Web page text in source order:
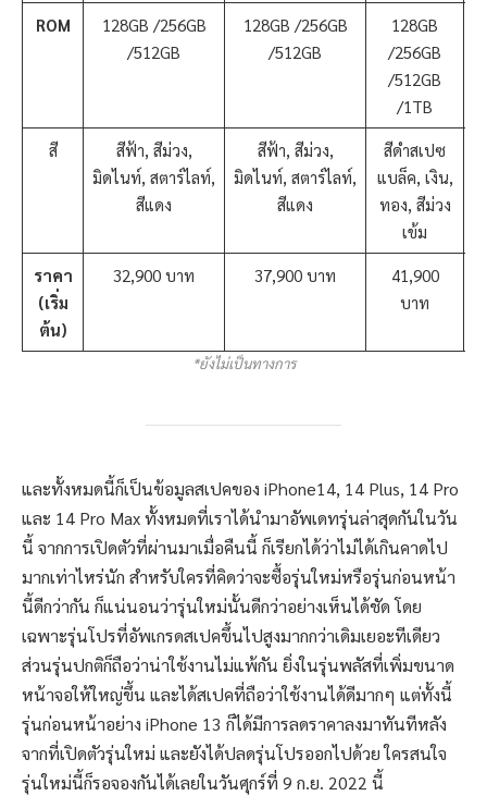
ROM
128GB /256GB
/512GB
128GB /256GB
/512GB
128GB
/256GB
/512GB
/1TB
สี
สีฟ้า, สีม่วง,
มิดไนท์, สตาร์ไลท์,
สีแดง
สีฟ้า, สีม่วง,
มิดไนท์, สตาร์ไลท์,
สีแดง
สีดำสเปซ
แบล็ค, เงิน,
ทอง, สีม่วง
เข้ม
ราคา
(เริ่ม
ต้น)
32,900 บาท 37,900 บาท
41,900
บาท
*ยังไม่เป็นทางการ
และทั้งหมดนี้ก็เป็นข้อมูลสเปคของ iPhone14, 14 Plus, 14 Pro
และ 14 Pro Max ทั้งหมดที่เราได้นำมาอัพเดทรุ่นล่าสุดกันในวัน
นี้ จากการเปิดตัวที่ผ่านมาเมื่อคืนนี้ ก็เรียกได้ว่าไม่ได้เกินคาดไป
มากเท่าไหร่นัก สำหรับใครที่คิดว่าจะซื้อรุ่นใหม่หรือรุ่นก่อนหน้า
นี้ดีกว่ากัน ก็แน่นอนว่ารุ่นใหม่นั้นดีกว่าอย่างเห็นได้ชัด โดย
เฉพาะรุ่นโปรที่อัพเกรดสเปคขึ้นไปสูงมากกว่าเดิมเยอะทีเดียว
ส่วนรุ่นปกติก็ถือว่าน่าใช้งานไม่แพ้กัน ยิ่งในรุ่นพลัสที่เพิ่มขนาด
หน้าจอให้ใหญ่ขึ้น และได้สเปคที่ถือว่าใช้งานได้ดีมากๆ แต่ทั้งนี้
รุ่นก่อนหน้าอย่าง iPhone 13 ก็ได้มีการลดราคาลงมาทันทีหลัง
จากที่เปิดตัวรุ่นใหม่ และยังได้ปลดรุ่นโปรออกไปด้วย ใครสนใจ
รุ่นใหม่นี้ก็รอจองกันได้เลยในวันศุกร์ที่ 9 ก.ย. 2022 นี้